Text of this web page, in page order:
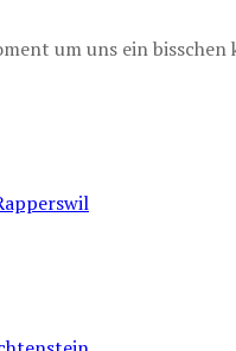
um uns ein